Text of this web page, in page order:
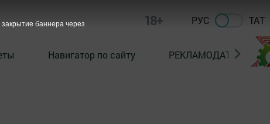
18+ РУС ТАТ
Навигатор по сайту РЕКЛАМОДАТЕЛЯМ
баннера через